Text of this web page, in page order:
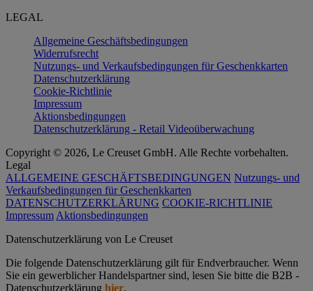
LEGAL
Allgemeine Geschäftsbedingungen
Widerrufsrecht
Nutzungs- und Verkaufsbedingungen für Geschenkkarten
Datenschutzerklärung
Cookie-Richtlinie
Impressum
Aktionsbedingungen
Datenschutzerklärung - Retail Videoüberwachung
Copyright © 2026, Le Creuset GmbH. Alle Rechte vorbehalten.
Legal
ALLGEMEINE GESCHÄFTSBEDINGUNGEN Nutzungs- und
Verkaufsbedingungen für Geschenkkarten
DATENSCHUTZERKLÄRUNG COOKIE-RICHTLINIE
Impressum Aktionsbedingungen
Datenschutz­erklärung von Le Creuset
Die folgende Datenschutzerklärung gilt für Endverbraucher. Wenn
Sie ein gewerblicher Handelspartner sind, lesen Sie bitte die B2B -
Datenschutzerklärung hier.